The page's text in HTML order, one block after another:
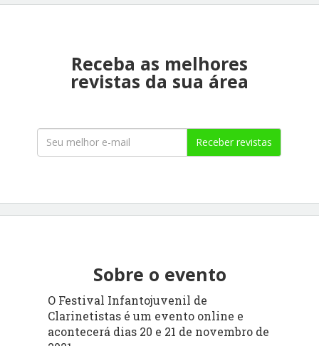
Receba as melhores
revistas da sua área
Receber revistas
Sobre o evento
O Festival Infantojuvenil de
Clarinetistas é um evento online e
acontecerá dias 20 e 21 de novembro de